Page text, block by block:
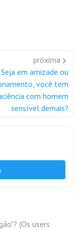
próxima
Seja em amizade ou
você tem
com homem
sensível demais?
(Os users